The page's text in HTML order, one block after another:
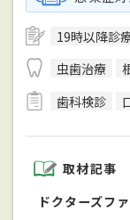
19時以降診
虫歯治療
歯科検診
取材記事
ドクターズフ